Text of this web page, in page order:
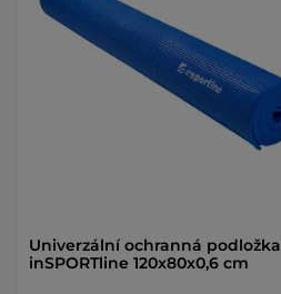
Univerzální ochranná podložka
inSPORTline 120x80x0,6 cm